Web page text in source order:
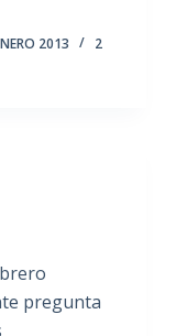
2013
2
pregunta